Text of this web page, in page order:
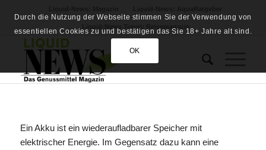
Ein Akku ist ein wiederaufladbarer Speicher mit
elektrischer Energie. Im Gegensatz dazu kann eine
Durch die Nutzung der Webseite stimmen Sie der Verwendung von
essentiellen Cookies zu und bestätigen das Sie 18+ Jahre alt sind.
OK